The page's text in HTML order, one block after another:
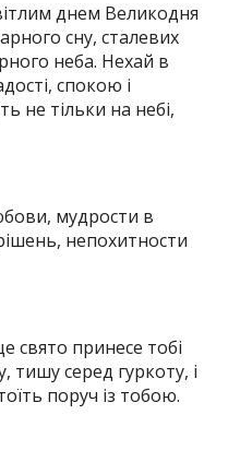
днем Великодня
сну, сталевих
неба. Нехай в
спокою і
не тільки на небі,
мудрости в
непохитности
свято принесе тобі
тишу серед гуркоту, і
поруч із тобою.